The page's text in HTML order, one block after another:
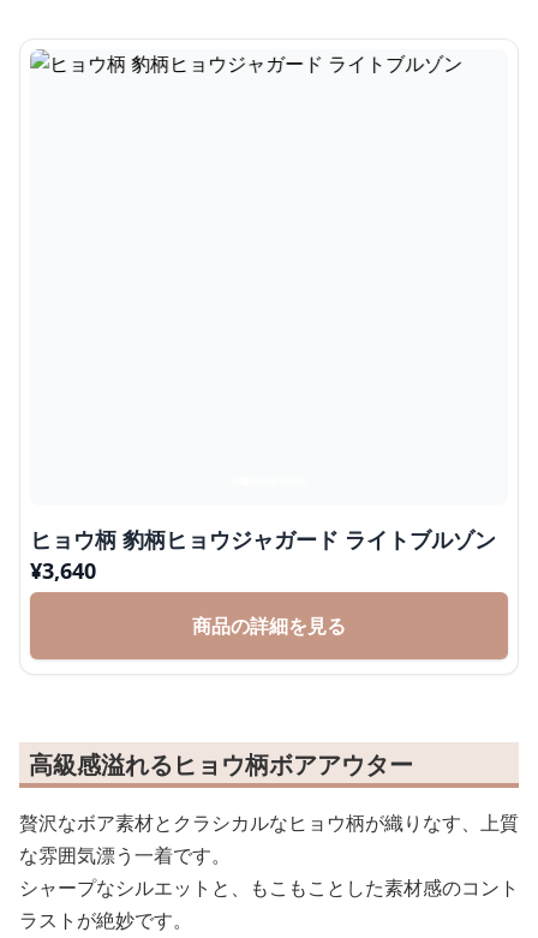
ヒョウ柄 豹柄ヒョウジャガード ライトブルゾン
¥3,640
商品の詳細を見る
高級感溢れるヒョウ柄ボアアウター
贅沢なボア素材とクラシカルなヒョウ柄が織りなす、上質
な雰囲気漂う一着です。
シャープなシルエットと、もこもことした素材感のコント
ラストが絶妙です。